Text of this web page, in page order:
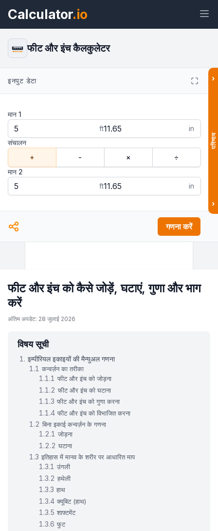
Calculator.io
और घटाएं विजेट
फीट और इंच कैलकुलेटर
इनपुट डेटा
मान 1
ft
in
संचालन
+
- ×
÷
मान 2
ft
in
गणना करें
›
परिणाम
›
फीट और इंच को कैसे जोड़ें, घटाएं, गुणा और भाग
करें
अंतिम अपडेट: 28 जुलाई 2026
विषय सूची
इम्पीरियल इकाइयों की मैन्युअल गणना
कन्वर्ज़न का तरीका
फीट और इंच को जोड़ना
फीट और इंच को घटाना
फीट और इंच को गुणा करना
फीट और इंच को विभाजित करना
बिना इकाई कन्वर्ज़न के गणना
जोड़ना
घटाना
इतिहास में मानव के शरीर पर आधारित माप
उंगली
हथेली
हाथ
क्यूबिट (हाथ)
शाफ़्टमेंट
फुट